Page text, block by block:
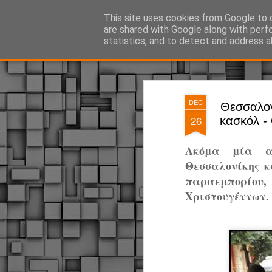
DEC
26
κασκόλ -
Ακόμα μία
Θεσσαλονίκης
Χριστουγέννων.
This site uses cookies from Google to
are shared with Google along with
statistics, and to detect and address
ΔΗΜΟΤΙΚΗ ΑΣΤΥΝΟΜΙΑ, τα νέα!